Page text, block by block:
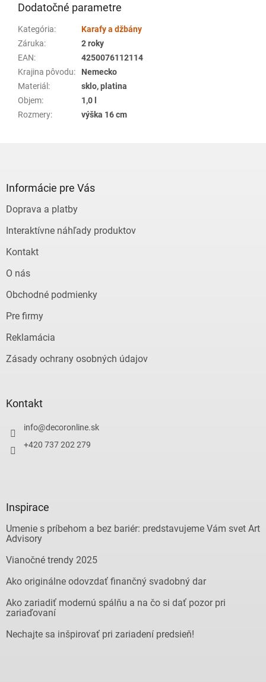
Dodatočné parametre
Kategória:
Karafy a džbány
Záruka:
2 roky
EAN:
4250076112114
Krajina pôvodu:
Nemecko
Materiál:
sklo, platina
Objem:
1,0 l
Rozmery: výška 16 cm
Informácie pre Vás
Doprava a platby
Interaktívne náhľady produktov
Kontakt
O nás
Obchodné podmienky
Pre firmy
Reklamácia
Zásady ochrany osobných údajov
Kontakt
info@decoronline.sk
+420 737 202 279
Inspirace
Umenie s príbehom a bez bariér: predstavujeme Vám svet Art
Advisory
Vianočné trendy 2025
Ako originálne odovzdať finančný svadobný dar
Ako zariadiť modernú spálňu a na čo si dať pozor pri
zariaďovaní
Nechajte sa inšpirovať pri zariadení predsieň!